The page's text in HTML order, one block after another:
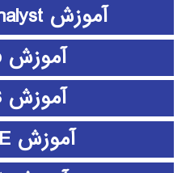
آموزش Frontier Analyst
آموزش github
آموزش HFSS
آموزش HSPICE